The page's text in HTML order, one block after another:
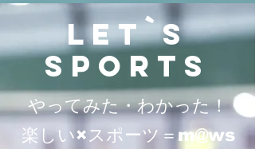
LET`s
SPORTS
やってみた・わかった！
​楽しい×スポーツ＝m@ws